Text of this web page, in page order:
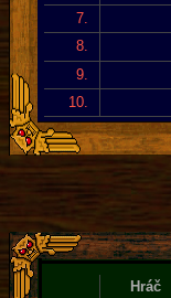
7.
8.
9.
10.
Hráč